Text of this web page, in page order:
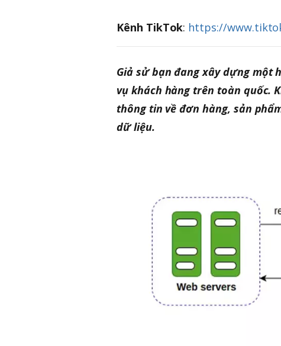
Kênh TikTok: https://
Giả sử bạn đang xây dựng một
vụ khách hàng trên toàn quốc.
thông tin về đơn hàng, sản
dữ liệu.